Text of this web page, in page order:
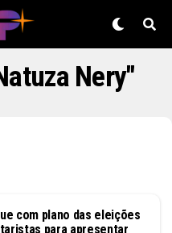
Nery"
com plano das eleições
para apresentar